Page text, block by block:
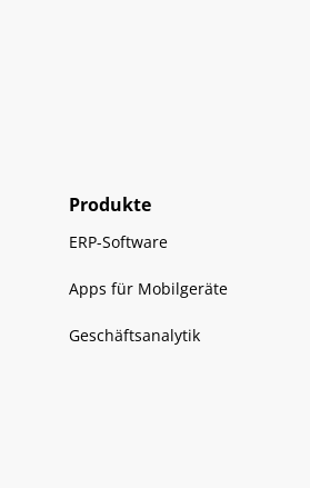
Produkte
ERP-Software
Apps für Mobilgeräte
Geschäftsanalytik